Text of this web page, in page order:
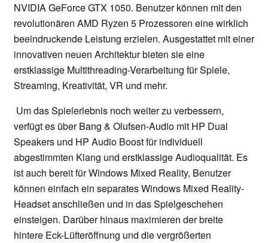
NVIDIA GeForce GTX 1050. Benutzer können mit den
revolutionären AMD Ryzen 5 Prozessoren eine wirklich
beeindruckende Leistung erzielen. Ausgestattet mit einer
innovativen neuen Architektur bieten sie eine
erstklassige Multithreading-Verarbeitung für Spiele,
Streaming, Kreativität, VR und mehr.
Um das Spielerlebnis noch weiter zu verbessern,
verfügt es über Bang & Olufsen-Audio mit HP Dual
Speakers und HP Audio Boost für individuell
abgestimmten Klang und erstklassige Audioqualität. Es
ist auch bereit für Windows Mixed Reality, Benutzer
können einfach ein separates Windows Mixed Reality-
Headset anschließen und in das Spielgeschehen
einsteigen. Darüber hinaus maximieren der breite
hintere Eck-Lüfteröffnung und die vergrößerten